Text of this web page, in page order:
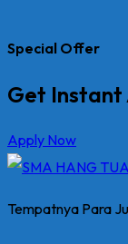
Special Offer
Get Instant
Apply Now
Tempatnya Para